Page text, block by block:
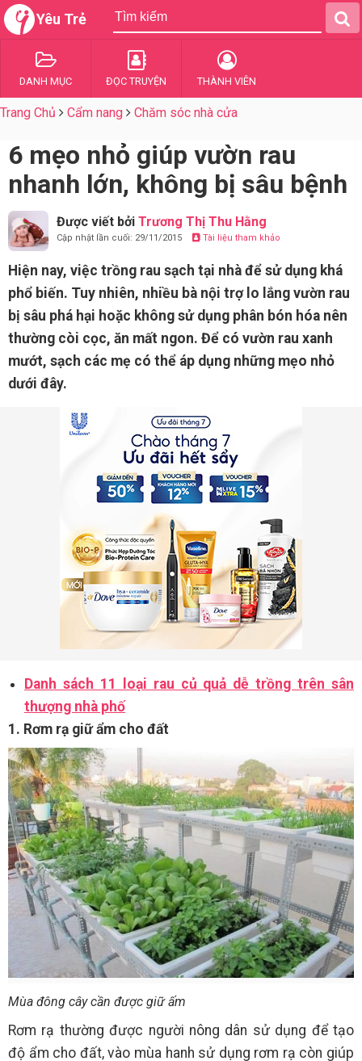
Yêu Trẻ
DANH MỤC ĐỌC TRUYỆN THÀNH VIÊN
Trang Chủ Cẩm nang Chăm sóc nhà cửa
6 mẹo nhỏ giúp vườn rau
nhanh lớn, không bị sâu bệnh
Được viết bởi Trương Thị Thu Hằng
Cập nhật lần cuối: 29/11/2015 Tài liệu tham khảo
Hiện nay, việc trồng rau sạch tại nhà để sử dụng khá
phổ biến. Tuy nhiên, nhiều bà nội trợ lo lắng vườn rau
bị sâu phá hại hoặc không sử dụng phân bón hóa nên
thường còi cọc, ăn mất ngon. Để có vườn rau xanh
mướt, sạch các mẹ có thể áp dụng những mẹo nhỏ
dưới đây.
Danh sách 11 loại rau củ quả dễ trồng trên sân
thượng nhà phố
1. Rơm rạ giữ ẩm cho đất
Mùa đông cây cần được giữ ấm
Rơm rạ thường được người nông dân sử dụng để tạo
độ ẩm cho đất, vào mùa hanh sử dụng rơm rạ còn giúp